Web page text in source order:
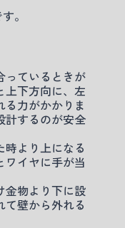
。
っているときが
上下方向に、左
力がかかりま
計するのが安全
時より上になる
ワイヤに手が当
金物より下に設
壁から外れる